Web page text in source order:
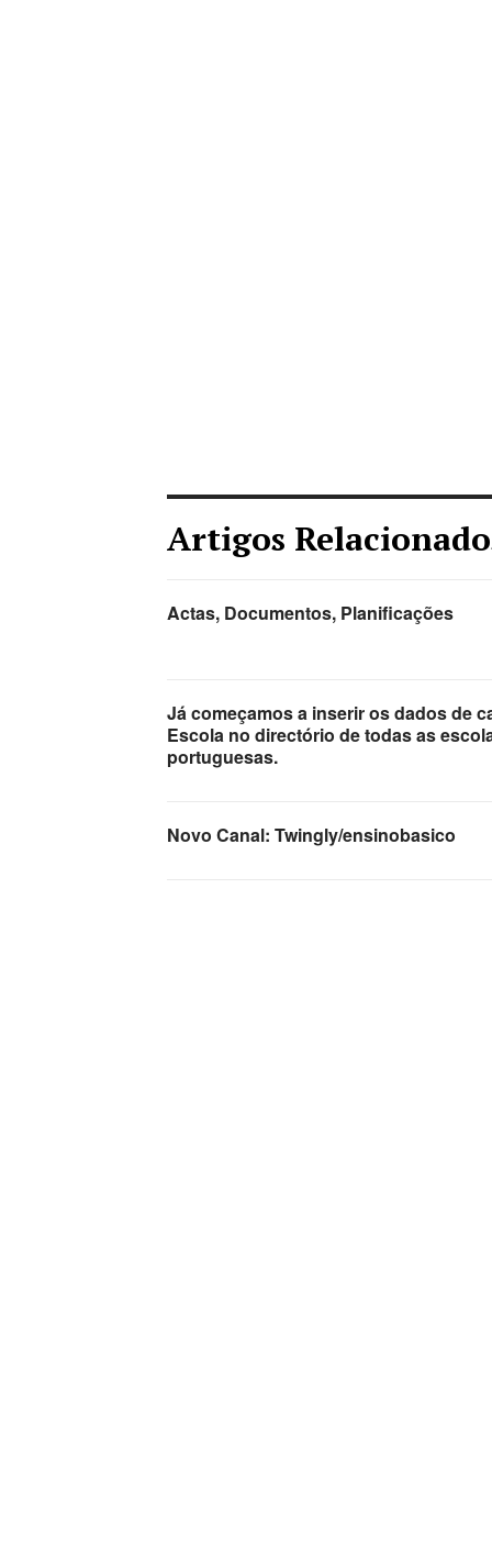
Artigos
Actas, Documentos, Planificações
Já começamos a inserir os dados de
Escola no directório de todas as
portuguesas.
Novo Canal: Twingly/ensinobasico